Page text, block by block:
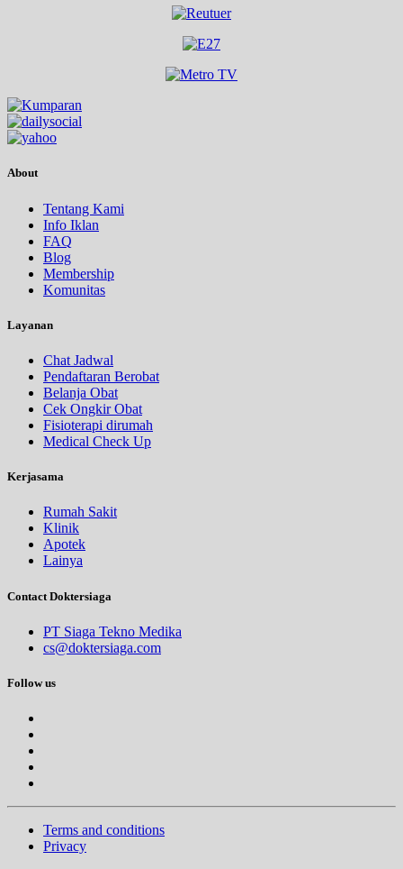
About
Tentang Kami
Info Iklan
FAQ
Blog
Membership
Komunitas
Layanan
Chat Jadwal
Pendaftaran Berobat
Belanja Obat
Cek Ongkir Obat
Fisioterapi dirumah
Medical Check Up
Kerjasama
Rumah Sakit
Klinik
Apotek
Lainya
Contact Doktersiaga
PT Siaga Tekno Medika
cs@doktersiaga.com
Follow us
Terms and conditions
Privacy